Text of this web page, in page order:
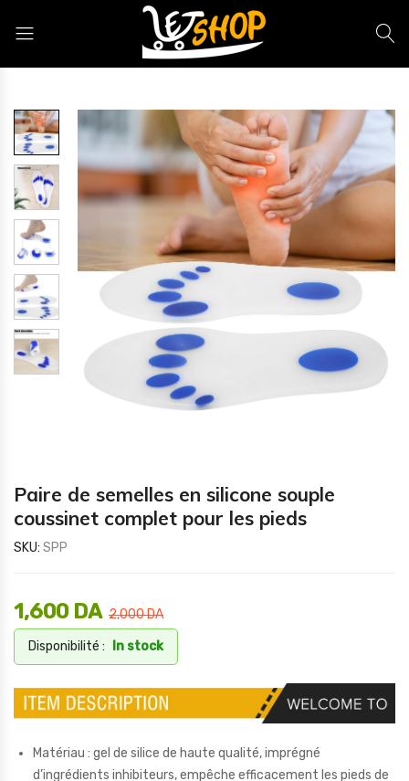
Paire de semelles en silicone souple
coussinet complet pour les pieds
SKU: SPP
2,000DA
1,600 DA
Disponibilité : In stock
Matériau : gel de silice de haute qualité, imprégné
d’ingrédients inhibiteurs, empêche efficacement les pieds de